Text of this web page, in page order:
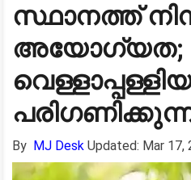
സ്ഥാനത്ത്
അയോഗ്യത;
By MJ Desk Updated: Mar 17,